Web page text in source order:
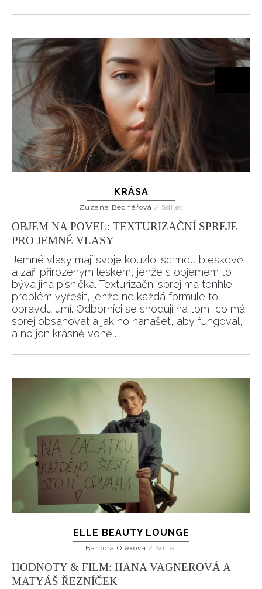
KRÁSA
Zuzana Bednářová / Sdílet
OBJEM NA POVEL: TEXTURIZAČNÍ SPREJE
PRO JEMNÉ VLASY
Jemné vlasy mají svoje kouzlo: schnou bleskově
a září přirozeným leskem, jenže s objemem to
bývá jiná písnička. Texturizační sprej má tenhle
problém vyřešit, jenže ne každá formule to
opravdu umí. Odborníci se shodují na tom, co má
sprej obsahovat a jak ho nanášet, aby fungoval,
a ne jen krásně voněl.
ELLE BEAUTY LOUNGE
Barbora Olexová / Sdílet
HODNOTY & FILM: HANA VAGNEROVÁ A
MATYÁŠ ŘEZNÍČEK